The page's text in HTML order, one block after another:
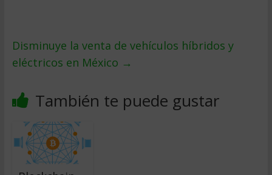
Disminuye la venta de vehículos híbridos y
eléctricos en México →
También te puede gustar